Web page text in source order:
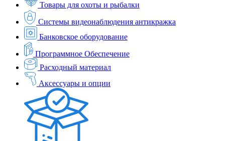
Товары для охоты и рыбалки
Системы видеонаблюдения антикражка
Банковское оборудование
Программное Обеспечение
Расходный материал
Аксессуары и опции